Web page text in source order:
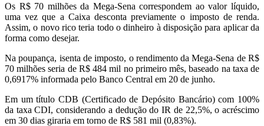
Os R$ 70 milhões da Mega-Sena correspondem ao valor líquido,
uma vez que a Caixa desconta previamente o imposto de renda.
Assim, o novo rico teria todo o dinheiro à disposição para aplicar da
forma como desejar.
Na poupança, isenta de imposto, o rendimento da Mega-Sena de R$
70 milhões seria de R$ 484 mil no primeiro mês, baseado na taxa de
0,6917% informada pelo Banco Central em 20 de junho.
Em um título CDB (Certificado de Depósito Bancário) com 100%
da taxa CDI, considerando a dedução do IR de 22,5%, o acréscimo
em 30 dias giraria em torno de R$ 581 mil (0,83%).